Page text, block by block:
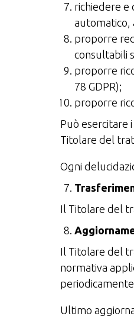
richiedere e
automatico,
proporre
consultabili
proporre
78 GDPR);
proporre
Può esercitare
Titolare del
Ogni
Il Titolare del
Il Titolare del
normativa
Ultimo